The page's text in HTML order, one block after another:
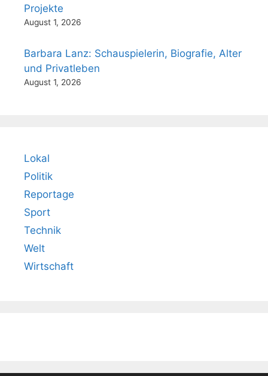
Projekte
August 1, 2026
Barbara Lanz: Schauspielerin, Biografie, Alter
und Privatleben
August 1, 2026
Lokal
Politik
Reportage
Sport
Technik
Welt
Wirtschaft